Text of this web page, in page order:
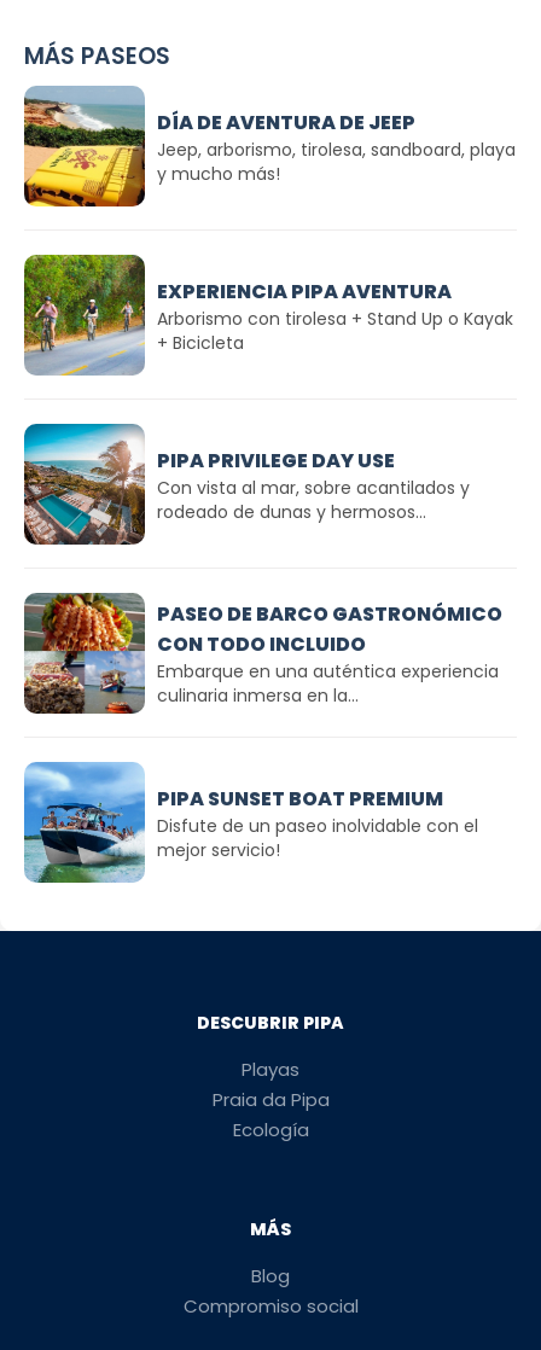
MÁS PASEOS
DÍA DE AVENTURA DE JEEP
Jeep, arborismo, tirolesa, sandboard, playa
y mucho más!
EXPERIENCIA PIPA AVENTURA
Arborismo con tirolesa + Stand Up o Kayak
+ Bicicleta
PIPA PRIVILEGE DAY USE
Con vista al mar, sobre acantilados y
rodeado de dunas y hermosos...
PASEO DE BARCO GASTRONÓMICO
CON TODO INCLUIDO
Embarque en una auténtica experiencia
culinaria inmersa en la...
PIPA SUNSET BOAT PREMIUM
Disfute de un paseo inolvidable con el
mejor servicio!
DESCUBRIR PIPA
Playas
Praia da Pipa
Ecología
MÁS
Blog
Compromiso social